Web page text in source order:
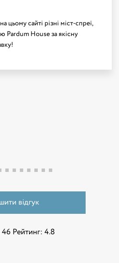
цьому сайті різні міст-спреї,
Pardum House за якісну
відгук
46 Рейтинг: 4.8